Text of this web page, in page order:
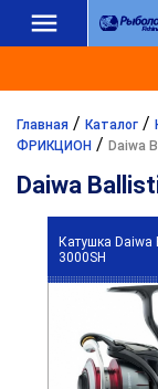
Главная / Каталог /
ФРИКЦИОН / Daiwa
Daiwa
Катушка Daiwa
3000SH